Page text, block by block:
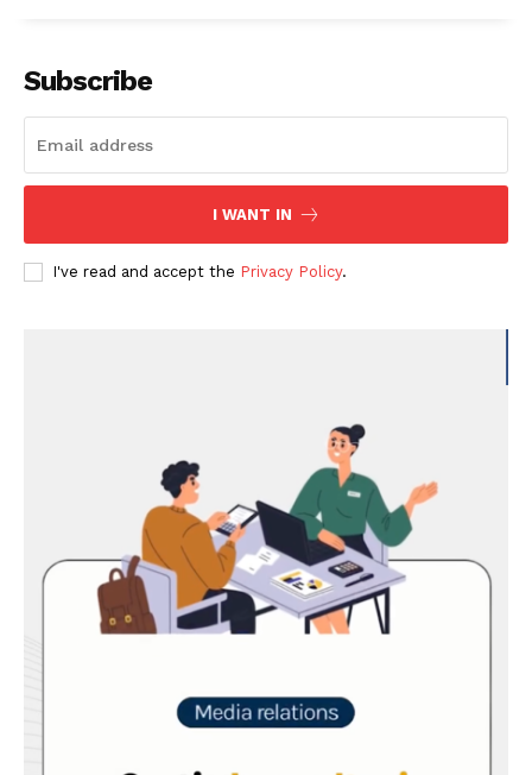
Subscribe
I WANT IN
I've read and accept the Privacy Policy.